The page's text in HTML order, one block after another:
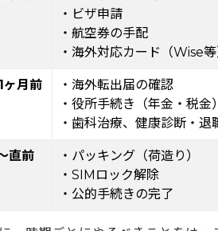
・ビザ申請
・航空券の手配
・海外対応カード（Wise
ヶ月前
・海外転出届の確認
・役所手続き（年金・税金）
・歯科治療、健康診断 ・退
直前
・パッキング（荷造り）
・SIMロック解除
・公的手続きの完了